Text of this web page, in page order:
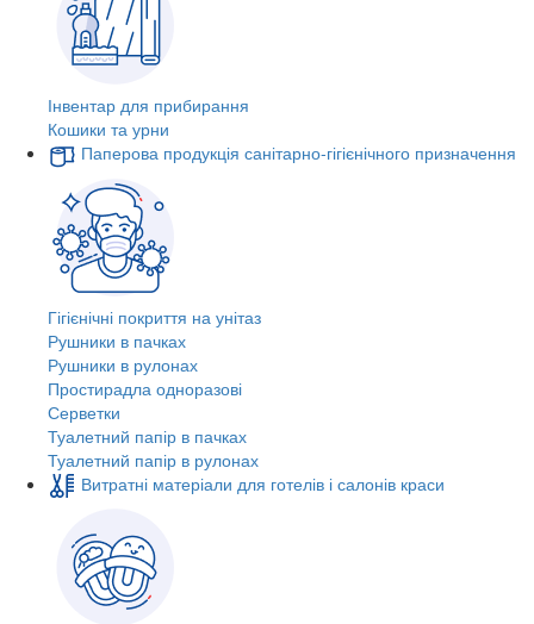
Інвентар для прибирання
Кошики та урни
Паперова продукція санітарно-гігієнічного призначення
Гігієнічні покриття на унітаз
Рушники в пачках
Рушники в рулонах
Простирадла одноразові
Серветки
Туалетний папір в пачках
Туалетний папір в рулонах
Витратні матеріали для готелів і салонів краси